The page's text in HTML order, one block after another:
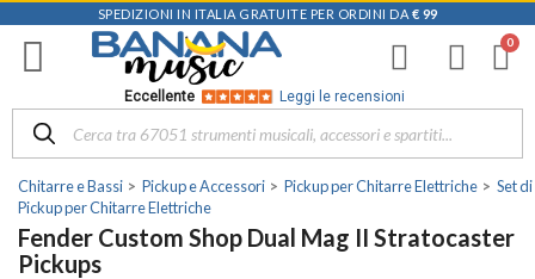
SPEDIZIONI IN ITALIA GRATUITE PER ORDINI DA € 99
Eccellente Leggi le recensioni
Chitarre e Bassi Pickup e Accessori Pickup per Chitarre Elettriche
Set di
Pickup per Chitarre Elettriche
Fender Custom Shop Dual Mag II Stratocaster
Pickups